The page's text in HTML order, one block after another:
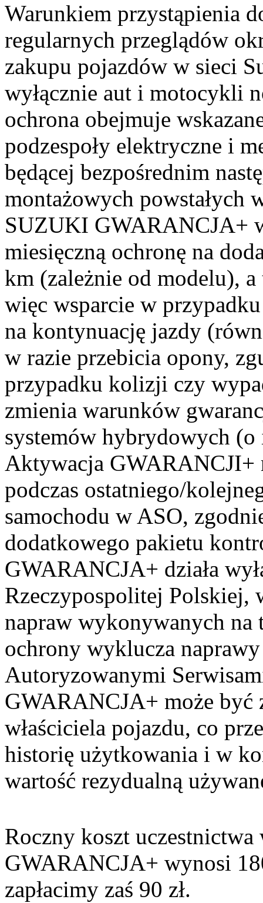
Warunkiem przystąpienia
regularnych przeglądów
zakupu pojazdów w sieci
wyłącznie aut i motocykli
ochrona obejmuje
podzespoły elektryczne i
będącej bezpośrednim
montażowych powstałych
SUZUKI GWARANCJA+
miesięczną ochronę na
km (zależnie od modelu),
więc wsparcie w
na kontynuację jazdy
w razie przebicia opony,
przypadku kolizji czy
zmienia warunków
systemów hybrydowych
Aktywacja GWARANCJI+
podczas ostatniego/
samochodu w ASO,
dodatkowego pakietu
GWARANCJA+ działa
Rzeczypospolitej Polskiej,
napraw wykonywanych na
ochrony wyklucza
Autoryzowanymi
GWARANCJA+ może być
właściciela pojazdu, co
historię użytkowania i w
wartość rezydualną
Roczny koszt
GWARANCJA+ wynosi
zapłacimy zaś 90 zł.